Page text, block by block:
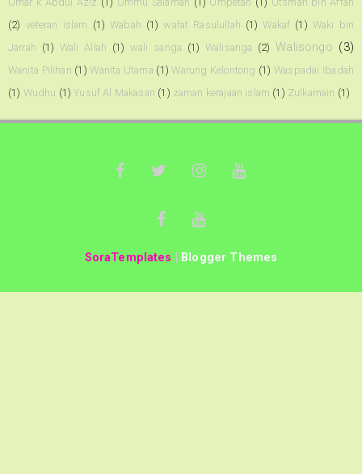
(2) veteran islam (1) Wabah (1) wafat Rasulullah (1) Wakaf (1) Waki bin
Jarrah (1) Wali Allah (1) wali sanga (1) Walisanga (2) Walisongo (3)
Wanita Pilihan (1) Wanita Utama (1) Warung Kelontong (1) Waspadai Ibadah
(1) Wudhu (1) Yusuf Al Makasari (1) zaman kerajaan islam (1) Zulkarnain (1)
SoraTemplates Blogger Themes